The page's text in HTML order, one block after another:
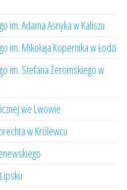
im. Adama Asnyka w Kaliszu
im. Mikołaja Kopernika w Łodzi
im. Stefana Żeromskiego w
we Lwowie
w Królewcu